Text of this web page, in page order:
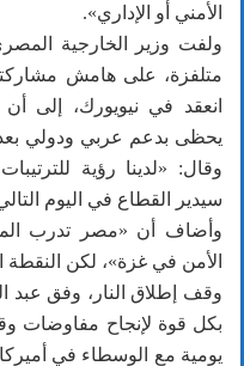
الأمني أو الإداري».
ولفت وزير الخارجية
متلفزة، على هامش
انعقد في نيويورك، إلى
يحظى بدعم عربي ودولي
وقال: «لدينا رؤية
سيدير القطاع في اليوم
وأضاف أن «مصر تدرب
الأمن في غزة»، لكن النقطة
وقف إطلاق النار، وفق عبد
بكل قوة لإنجاح مفاوضات
يومية مع الوسطاء في